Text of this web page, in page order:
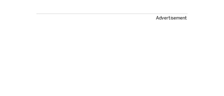
Advertisement